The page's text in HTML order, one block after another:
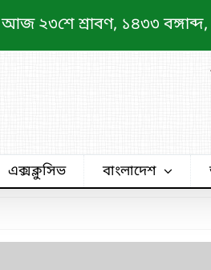
আজ ২৩শে শ্রাবণ, ১৪৩৩ বঙ্গাব্দ,
এক্সক্লুসিভ বাংলাদেশ